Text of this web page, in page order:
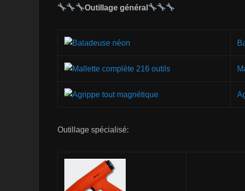
Outillage général
Outillage spécialisé: